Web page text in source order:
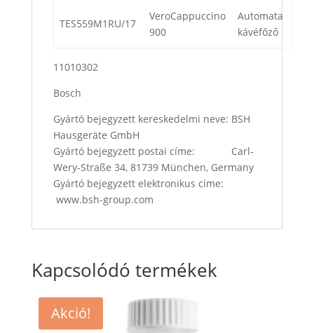
TES559M1RU/17
VeroCappuccino
900
Automata
kávéfőző
11010302
Bosch
Gyártó bejegyzett kereskedelmi neve: BSH
Hausgeräte GmbH
Gyártó bejegyzett postai címe: Carl-
Wery-Straße 34, 81739 München, Germany
Gyártó bejegyzett elektronikus címe:
www.bsh-group.com
Kapcsolódó termékek
Akció!